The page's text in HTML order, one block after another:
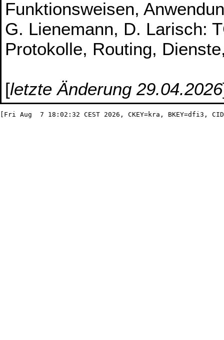
Funktionsweisen,
G. Lienemann, D. Larisch:
Protokolle, Routing,
[letzte Änderung 29.04.2026